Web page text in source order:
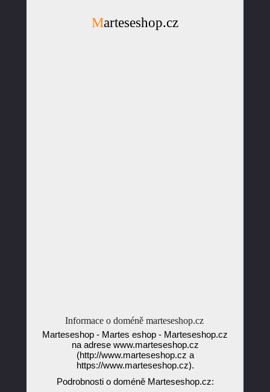
Marteseshop.cz
Informace o doméně marteseshop.cz
Marteseshop - Martes eshop - Marteseshop.cz
na adrese www.marteseshop.cz
(http://www.marteseshop.cz a
https://www.marteseshop.cz).
Podrobnosti o doméně Marteseshop.cz: